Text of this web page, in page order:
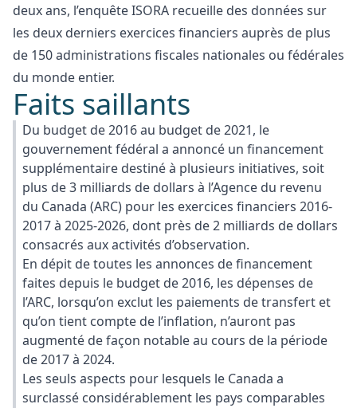
deux ans, l’enquête ISORA recueille des données sur
les deux derniers exercices financiers auprès de plus
de 150 administrations fiscales nationales ou fédérales
du monde entier.
Faits saillants
Du budget de 2016 au budget de 2021, le
gouvernement fédéral a annoncé un financement
supplémentaire destiné à plusieurs initiatives, soit
plus de 3 milliards de dollars à l’Agence du revenu
du Canada (ARC) pour les exercices financiers 2016-
2017 à 2025-2026, dont près de 2 milliards de dollars
consacrés aux activités d’observation.
En dépit de toutes les annonces de financement
faites depuis le budget de 2016, les dépenses de
l’ARC, lorsqu’on exclut les paiements de transfert et
qu’on tient compte de l’inflation, n’auront pas
augmenté de façon notable au cours de la période
de 2017 à 2024.
Les seuls aspects pour lesquels le Canada a
surclassé considérablement les pays comparables